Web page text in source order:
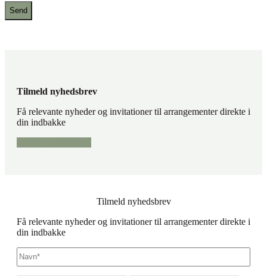
Tilmeld nyhedsbrev
Få relevante nyheder og invitationer til arrangementer direkte i
din indbakke
Tilmeld nyhedsbrev
Få relevante nyheder og invitationer til arrangementer direkte i
din indbakke
Navn *